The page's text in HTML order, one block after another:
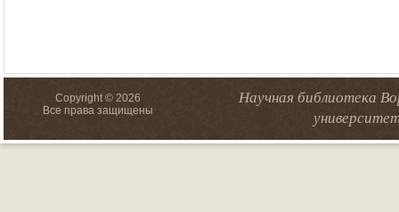
Copyright © 2026
Все права защищены
Научная библиотека